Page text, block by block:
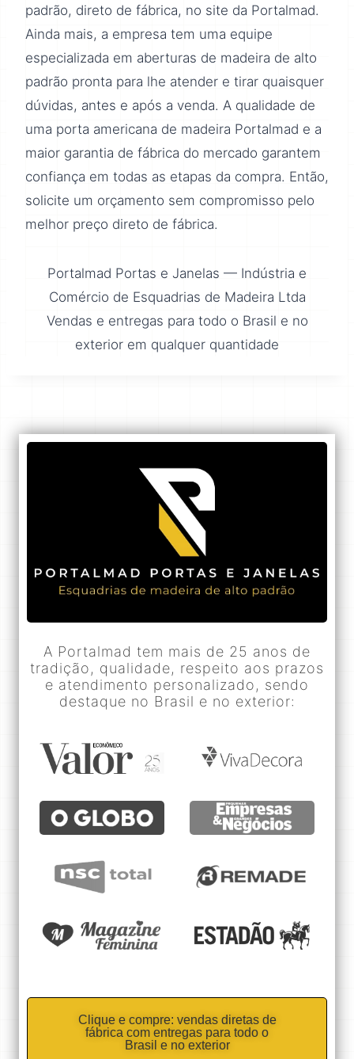
padrão, direto de fábrica, no site da Portalmad.
Ainda mais, a empresa tem uma equipe
especializada em aberturas de madeira de alto
padrão pronta para lhe atender e tirar quaisquer
dúvidas, antes e após a venda. A qualidade de
uma porta americana de madeira Portalmad e a
maior garantia de fábrica do mercado garantem
confiança em todas as etapas da compra. Então,
solicite um orçamento sem compromisso pelo
melhor preço direto de fábrica.
Portalmad Portas e Janelas — Indústria e
Comércio de Esquadrias de Madeira Ltda
Vendas e entregas para todo o Brasil e no
exterior em qualquer quantidade
A Portalmad tem mais de 25 anos de
tradição, qualidade, respeito aos prazos
e atendimento personalizado, sendo
destaque no Brasil e no exterior:
Clique e compre: vendas diretas de
fábrica com entregas para todo o
Brasil e no exterior